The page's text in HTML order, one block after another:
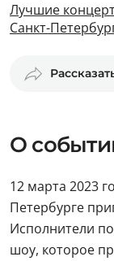
Лучшие
Санкт-
О
12 марта 2023
Петербурге
Исполнители
шоу, которое